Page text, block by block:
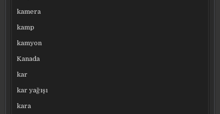
kamera
kamp
kamyon
Kanada
kar
kar yağışı
kara